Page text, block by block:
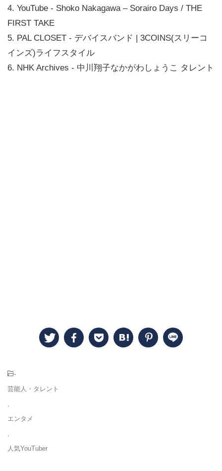
4. YouTube - Shoko Nakagawa – Sorairo Days / THE
FIRST TAKE
5. PAL CLOSET - デバイスバンド | 3COINS(スリーコ
インズ)ライフスタイル
6. NHK Archives - 中川翔子なかがわしょうこ タレント
-
芸能人・タレント
,
エンタメ
,
人気YouTuber